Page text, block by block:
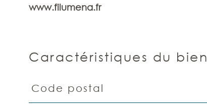
www.filumena.fr
Caractéristiques du bien
Caractéristiques
Code postal